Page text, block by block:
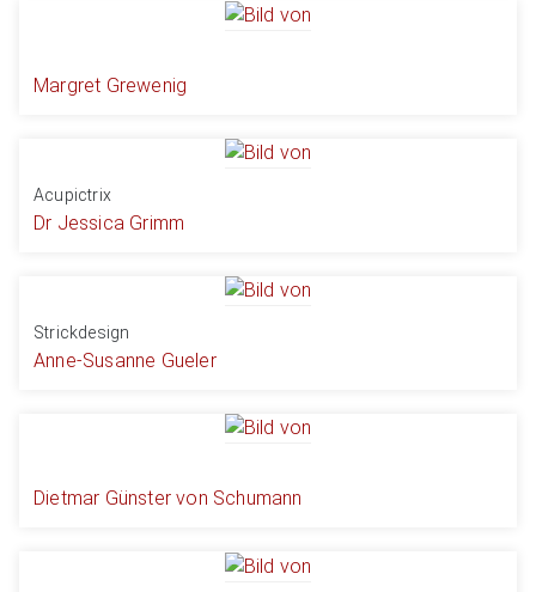
Margret Grewenig
Acupictrix
Dr Jessica Grimm
Strickdesign
Anne-Susanne Gueler
Dietmar Günster von Schumann